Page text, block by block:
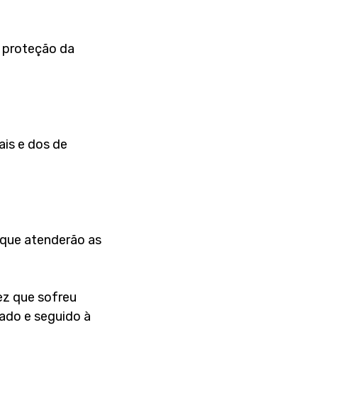
proteção da
e dos de
atenderão as
que sofreu
e seguido à